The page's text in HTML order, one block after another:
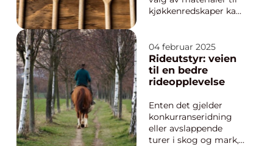
kjøkkenredskaper kan
Et stadig mer
populært valg er
kjøkkenredskap i tre,
kjent for sin tidløse
04 februar 2025
Rideutstyr: veien
til en bedre
rideopplevelse
Enten det gjelder
konkurranseridning
eller avslappende
turer i skog og mark,